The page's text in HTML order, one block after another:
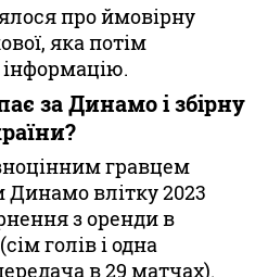
про ймовірну
яка потім
за Динамо і збірну
гравцем
Динамо влітку 2023
з оренди в
голів і одна
в 29 матчах).